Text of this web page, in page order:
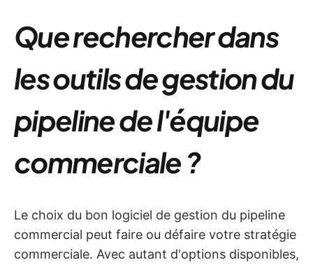
Que rechercher dans
les outils de gestion du
pipeline de l'équipe
commerciale ?
Le choix du bon logiciel de gestion du pipeline
commercial peut faire ou défaire votre stratégie
commerciale. Avec autant d'options disponibles,